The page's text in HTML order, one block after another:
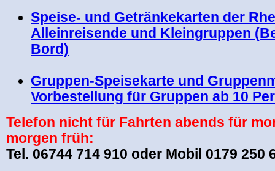
Speise- und Getränkekarten der
Alleinreisende und Kleingruppen
Bord)
Gruppen-Speisekarte und
Vorbestellung für Gruppen ab 10
Telefon nicht für Fahrten abends für
morgen früh:
Tel. 06744 714 910 oder Mobil 0179 250